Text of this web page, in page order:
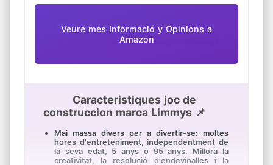
Veure mes Informació y Opinions a
Amazon
Caracteristiques joc de
construccion marca Limmys 📌
Mai massa divers per a divertir-se: moltes
hores d'entreteniment, independentment de
la seva edat, 5 anys o 95 anys. Millora la
creativitat, la resolució d'endevinalles i la